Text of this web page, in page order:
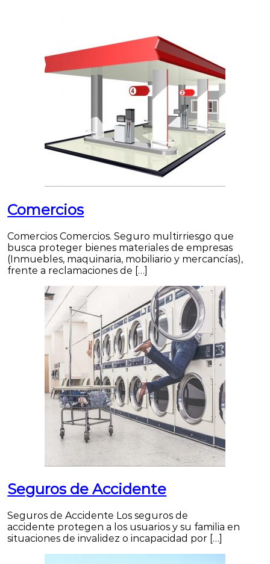
Comercios
Comercios Comercios. Seguro multirriesgo que
busca proteger bienes materiales de empresas
(Inmuebles, maquinaria, mobiliario y mercancías),
frente a reclamaciones de […]
Seguros de Accidente
Seguros de Accidente Los seguros de
accidente protegen a los usuarios y su familia en
situaciones de invalidez o incapacidad por […]